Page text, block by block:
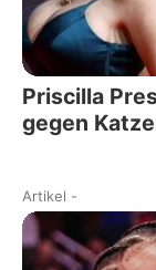
Priscilla
gegen
Artikel -